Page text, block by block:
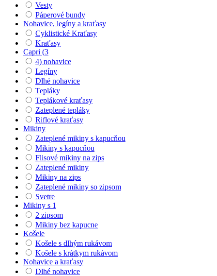
Vesty
Páperové bundy
Nohavice, legíny a kraťasy
Cyklistické Kraťasy
Kraťasy
Capri (3
4) nohavice
Legíny
Dlhé nohavice
Tepláky
Teplákové kraťasy
Zateplené tepláky
Riflové kraťasy
Mikiny
Zateplené mikiny s kapucňou
Mikiny s kapucňou
Flisové mikiny na zips
Zateplené mikiny
Mikiny na zips
Zateplené mikiny so zipsom
Svetre
Mikiny s 1
2 zipsom
Mikiny bez kapucne
Košele
Košele s dlhým rukávom
Košele s krátkym rukávom
Nohavice a kraťasy
Dlhé nohavice